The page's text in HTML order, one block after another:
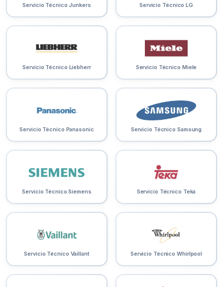
Servicio Técnico Junkers Servicio Técnico LG
Servicio Técnico Liebherr Servicio Técnico Miele
Servicio Técnico Panasonic Servicio Técnico Samsung
Servicio Técnico Siemens Servicio Técnico Teka
Servicio Técnico Vaillant Servicio Técnico Whirlpool